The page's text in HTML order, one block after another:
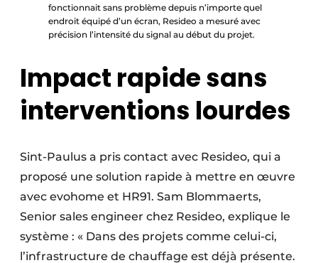
fonctionnait sans problème depuis n’importe quel
endroit équipé d’un écran, Resideo a mesuré avec
précision l’intensité du signal au début du projet.
Impact rapide sans
interventions lourdes
Sint-Paulus a pris contact avec Resideo, qui a
proposé une solution rapide à mettre en œuvre
avec evohome et HR91. Sam Blommaerts,
Senior sales engineer chez Resideo, explique le
système : « Dans des projets comme celui-ci,
l’infrastructure de chauffage est déjà présente.